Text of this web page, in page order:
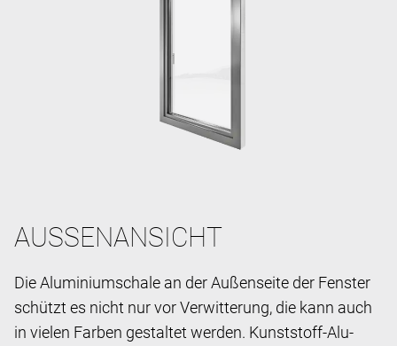
AUSSENANSICHT
Die Aluminiumschale an der Außenseite der Fenster
schützt es nicht nur vor Verwitterung, die kann auch
in vielen Farben gestaltet werden. Kunststoff-Alu-